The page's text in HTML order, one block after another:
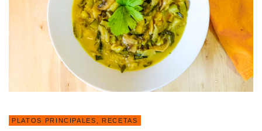
PLATOS PRINCIPALES RECETAS